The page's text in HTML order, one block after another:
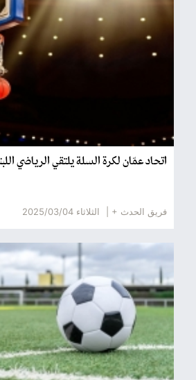
اتحاد عمّان لكرة السلة يلتقي الرياضي
فريق الحدث + | الثلاثاء 2025/03/04